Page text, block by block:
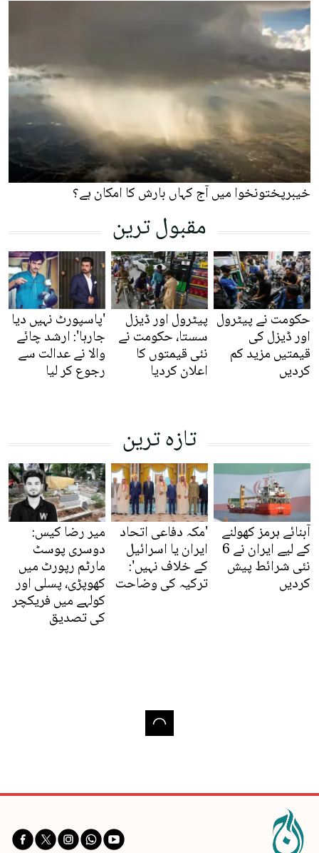
خیبرپختونخوا میں آج کہاں بارش کا امکان ہے؟
مقبول ترین
حکومت نے پیٹرول
اور ڈیزل کی
قیمتیں مزید کم
کردیں
پیٹرول اور ڈیزل
سستا، حکومت نے
نئی قیمتوں کا
اعلان کردیا
'پاسپورٹ نہیں دیا
جارہا': ارشد چائے
والا نے عدالت سے
رجوع کر لیا
تازہ ترین
آبنائے ہرمز کھولنے
کے لیے ایران نے 6
نئی شرائط پیش
کردیں
'مکہ دفاعی اتحاد
ایران یا اسرائیل
کے خلاف نہیں':
ترکیہ کی وضاحت
میر رضا کیس:
دوسری پوسٹ
مارٹم رپورٹ میں
کھوپڑی، پسلی اور
کولہے میں فریکچر
کی تصدیق